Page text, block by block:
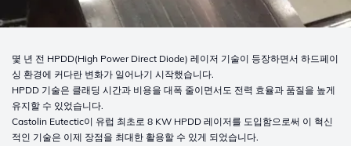
몇 년 전 HPDD(High Power Direct Diode) 레이저 기술이 등장하면서 하드페이
싱 환경에 커다란 변화가 일어나기 시작했습니다.
HPDD 기술은 클래딩 시간과 비용을 대폭 줄이면서도 전력 효율과 품질을 높게
유지할 수 있었습니다.
Castolin Eutectic이 유럽 최초로 8 KW HPDD 레이저를 도입함으로써 이 혁신
적인 기술은 이제 장점을 최대한 활용할 수 있게 되었습니다.